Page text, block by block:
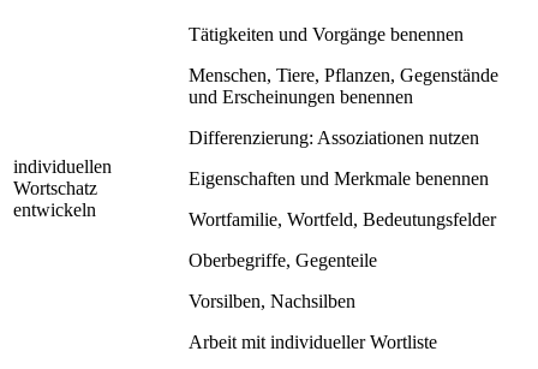
individuellen
Wortschatz
entwickeln
Tätigkeiten und Vorgänge benennen
Menschen, Tiere, Pflanzen, Gegenstände
und Erscheinungen benennen
Differenzierung: Assoziationen nutzen
Eigenschaften und Merkmale benennen
Wortfamilie, Wortfeld, Bedeutungsfelder
Oberbegriffe, Gegenteile
Vorsilben, Nachsilben
Arbeit mit individueller Wortliste